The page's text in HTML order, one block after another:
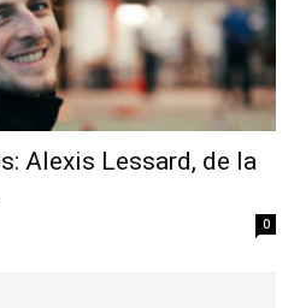
Alexis Lessard, de la
0